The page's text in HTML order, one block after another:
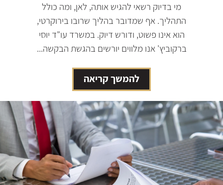
מי בדיוק רשאי להגיש אותה, לאן, ומה כולל
התהליך. אף שמדובר בהליך שרובו בירוקרטי,
הוא אינו פשוט, ודורש דיוק. במשרד עו"ד יוסי
ברקוביץ' אנו מלווים יורשים בהגשת הבקשה...
להמשך קריאה